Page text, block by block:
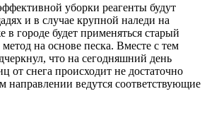
уборки реагенты будут
и в случае крупной наледи на
в городе будет применяться старый
на основе песка. Вместе с тем
что на сегодняшний день
от снега происходит не достаточно
направлении ведутся соответствующие